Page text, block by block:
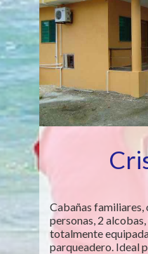
Cabañas familiares,
personas, 2
totalmente
parqueadero. Ideal